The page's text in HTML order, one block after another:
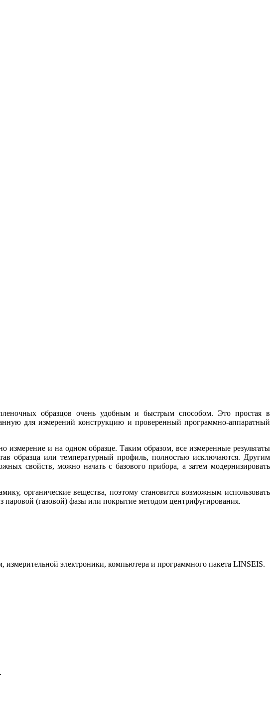
образцов очень удобным и быстрым способом. Это простая в
для измерений конструкцию и проверенный программно-аппаратный
и на одном образце. Таким образом, все измеренные результаты
образца или температурный профиль, полностью исключаются. Другим
свойств, можно начать с базового прибора, а затем модернизировать
органические вещества, поэтому становится возможным использовать
паровой (газовой) фазы или покрытие методом центрифугирования.
измерительной электроники, компьютера и программного пакета LINSEIS.